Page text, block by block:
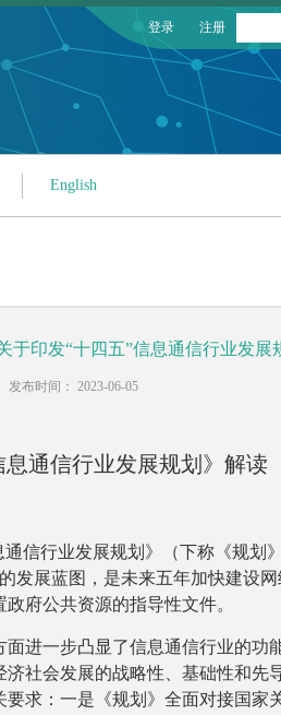
登录 注册
English
于印发“十四五”信息通信行业发展
发布时间： 2023-06-05
息通信行业发展规划》解读
信行业发展规划》（下称《规划
发展蓝图，是未来五年加快建设
府公共资源的指导性文件。
进一步凸显了信息通信行业的功
社会发展的战略性、基础性和先
求：一是《规划》全面对接国家